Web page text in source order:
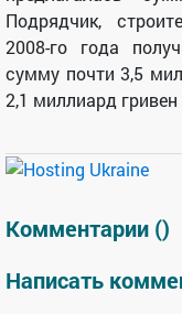
Подрядчик,
2008-го года
сумму почти 3,5
2,1 миллиард
Комментарии ()
Написать